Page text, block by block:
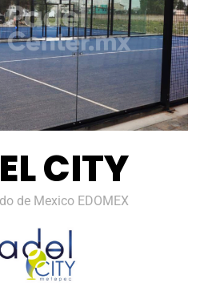
CITY
de Mexico EDOMEX